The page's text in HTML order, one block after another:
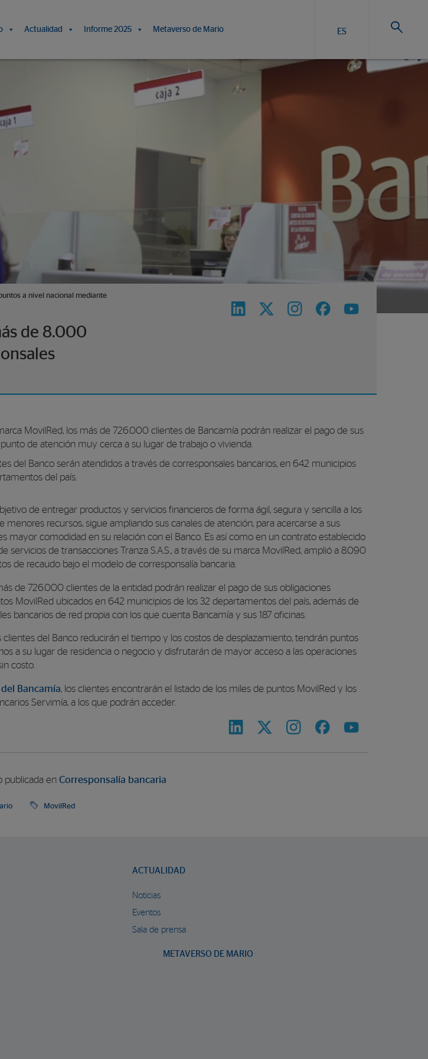
Actualidad Informe 2025 Metaverso de Mario ES
a nivel nacional mediante
de 8.000
MovilRed, los más de 726.000 clientes de Bancamía podrán realizar el pago de sus
de atención muy cerca a su lugar de trabajo o vivienda.
del Banco serán atendidos a través de corresponsales bancarios, en 642 municipios
del país.
de entregar productos y servicios financieros de forma ágil, segura y sencilla a los
menores recursos, sigue ampliando sus canales de atención, para acercarse a sus
mayor comodidad en su relación con el Banco. Es así como en un contrato establecido
servicios de transacciones Tranza S.A.S., a través de su marca MovilRed, amplió a 8.090
de recaudo bajo el modelo de corresponsalía bancaria.
de 726.000 clientes de la entidad podrán realizar el pago de sus obligaciones
MovilRed ubicados en 642 municipios de los 32 departamentos del país, además de
bancarios de red propia con los que cuenta Bancamía y sus 187 oficinas.
clientes del Banco reducirán el tiempo y los costos de desplazamiento, tendrán puntos
a su lugar de residencia o negocio y disfrutarán de mayor acceso a las operaciones
costo.
Bancamía, los clientes encontrarán el listado de los miles de puntos MovilRed y los
Servimía, a los que podrán acceder.
publicada en Corresponsalía bancaria
MovilRed
ACTUALIDAD
Noticias
Eventos
Sala de prensa
METAVERSO DE MARIO